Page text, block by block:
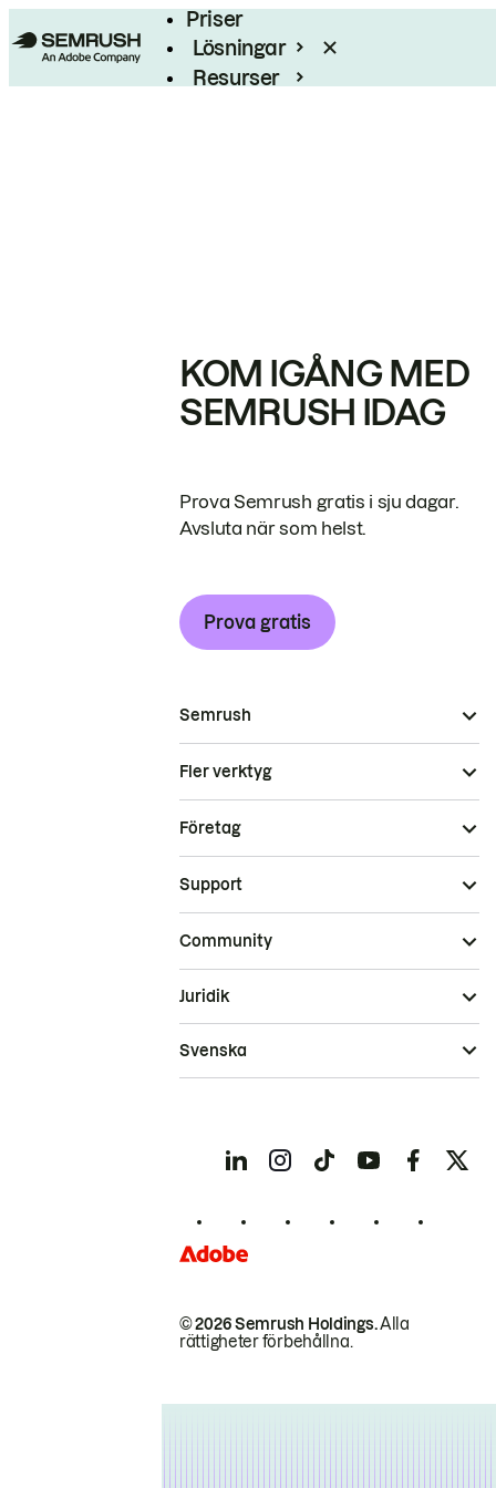
Priser
Lösningar
Resurser
KOM IGÅNG MED
SEMRUSH IDAG
Prova Semrush gratis i sju dagar.
Avsluta när som helst.
Prova gratis
Semrush
Fler verktyg
Företag
Support
Community
© 2026 Semrush Holdings.Alla
rättigheter förbehållna.
Juridik
Svenska